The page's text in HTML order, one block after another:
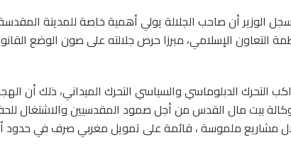
الوزير أن صاحب الجلالة يولي أهمية خاصة للمدينة
التعاون الإسلامي، مبرزا حرص جلالته على صون الوضع
التحرك الدبلوماسي والسياسي التحرك الميداني، ذلك أن
بيت مال القدس من أجل صمود المقدسيين والاشتغال
مشاريع ملموسة ، قائمة على تمويل مغربي صرف في حدود